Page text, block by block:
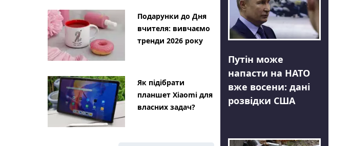
Подарунки до Дня
вчителя: вивчаємо
тренди 2026 року
Як підібрати
планшет Xiaomi для
власних задач?
Путін може
напасти на НАТО
вже восени: дані
розвідки США